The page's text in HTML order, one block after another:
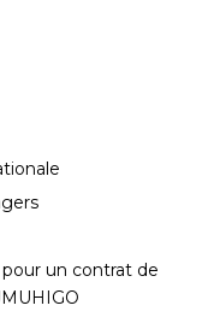
un contrat de